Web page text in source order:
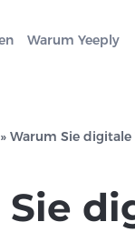
Warum Yeeply
» Warum Sie